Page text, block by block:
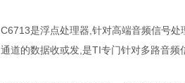
C6713是浮点处理器,针对高端音频信号
通道的数据收或发,是TI专门针对多路音频